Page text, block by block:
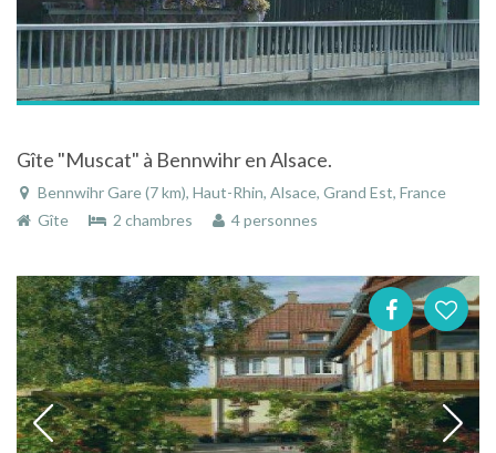
Gîte "Muscat" à Bennwihr en Alsace.
Bennwihr Gare (7 km), Haut-Rhin, Alsace, Grand Est, France
Gîte
2 chambres 4 personnes